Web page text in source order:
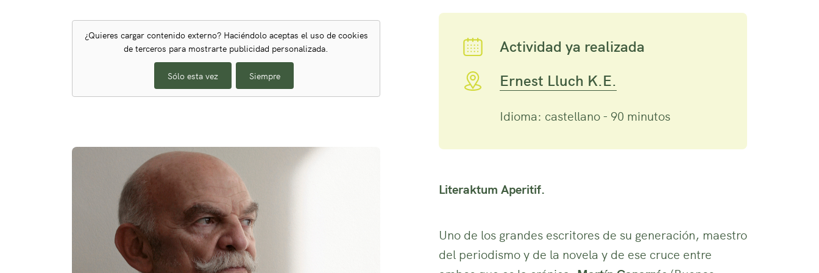
¿Quieres cargar contenido externo? Haciéndolo aceptas el uso de cookies
de terceros para mostrarte publicidad personalizada.
Sólo esta vez Siempre
Actividad ya realizada
Ernest Lluch K.E.
Idioma: castellano - 90 minutos
Literaktum Aperitif.
Uno de los grandes escritores de su generación, maestro
del periodismo y de la novela y de ese cruce entre